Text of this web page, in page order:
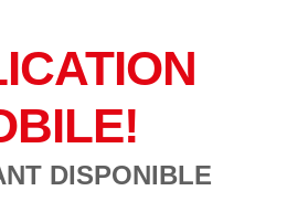
DISPONIBLE